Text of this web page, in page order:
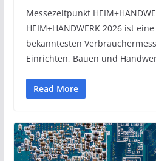
Messezeitpunkt
HEIM+HANDWERK 2026 ist
bekanntesten
Einrichten, Bauen und
Read More